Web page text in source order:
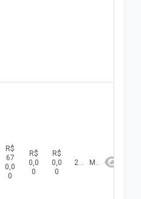
R$
67
0,0
0
R$
0,0
0
R$
0,0
0
2026 Maio